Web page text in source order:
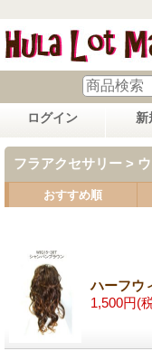
ログイン 新
フラアクセサリー >
おすすめ順
ハーフウ
1,500円(